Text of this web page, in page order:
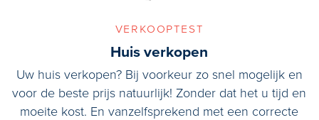
verkooptest
Huis verkopen
Uw huis verkopen? Bij voorkeur zo snel mogelijk en
voor de beste prijs natuurlijk! Zonder dat het u tijd en
moeite kost. En vanzelfsprekend met een correcte